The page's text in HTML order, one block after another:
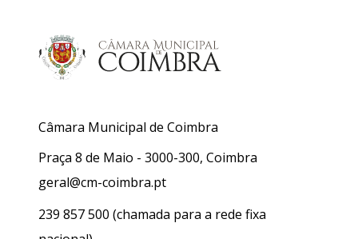
Câmara Municipal de Coimbra
Praça 8 de Maio - 3000-300, Coimbra
geral@cm-coimbra.pt
239 857 500 (chamada para a rede fixa